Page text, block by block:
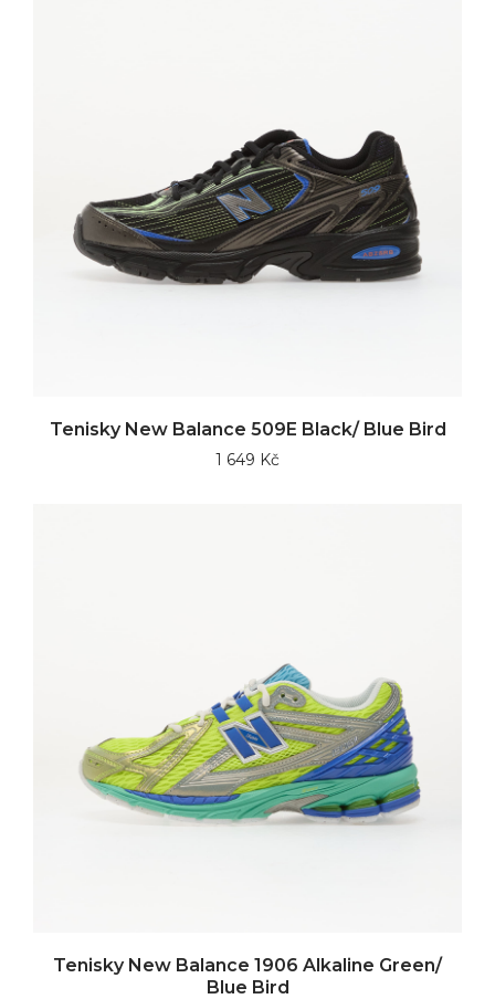
Tenisky New Balance 509E Black/ Blue Bird
1 649 Kč
Tenisky New Balance 1906 Alkaline Green/
Blue Bird